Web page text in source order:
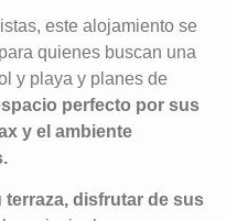
este alojamiento se
quienes buscan una
y playa y planes de
perfecto por sus
y el ambiente
terraza, disfrutar de sus